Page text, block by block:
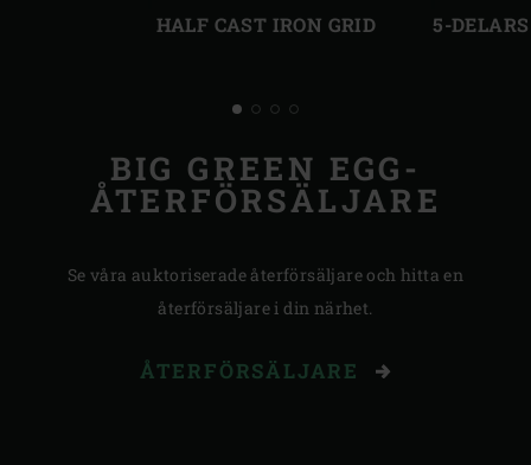
HALF CAST IRON GRID 5-
BIG GREEN EGG-
ÅTERFÖRSÄLJARE
Se våra auktoriserade återförsäljare och hitta en
återförsäljare i din närhet.
ÅTERFÖRSÄLJARE